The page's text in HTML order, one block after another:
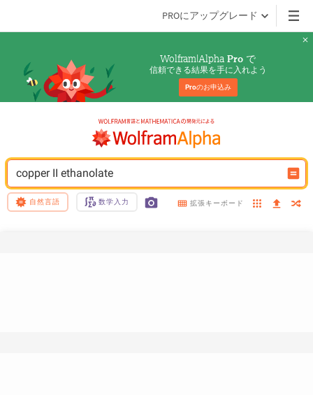
PROにアップグレード
Wolfram|Alpha Pro で
信頼できる結果を手に入れよう
Proのお申込み
copper II ethanolate
自然言語 数学入力 拡張キーボード